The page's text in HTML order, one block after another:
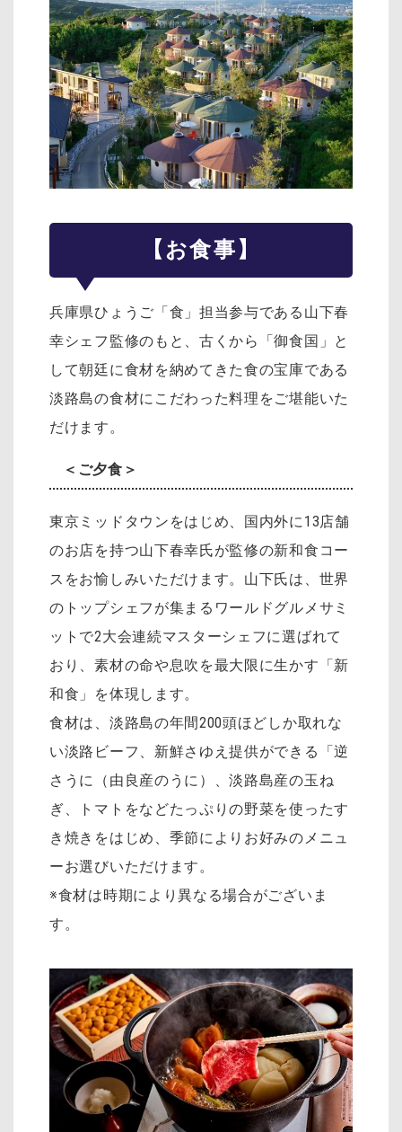
【お食事】
兵庫県ひょうご「食」担当参与である山下春
幸シェフ監修のもと、古くから「御食国」と
して朝廷に食材を納めてきた食の宝庫である
淡路島の食材にこだわった料理をご堪能いた
だけます。
＜ご夕食＞
東京ミッドタウンをはじめ、国内外に13店舗
のお店を持つ山下春幸氏が監修の新和食コー
スをお愉しみいただけます。山下氏は、世界
のトップシェフが集まるワールドグルメサミ
ットで2大会連続マスターシェフに選ばれて
おり、素材の命や息吹を最大限に生かす「新
和食」を体現します。
食材は、淡路島の年間200頭ほどしか取れな
い淡路ビーフ、新鮮さゆえ提供ができる「逆
さうに（由良産のうに）、淡路島産の玉ね
ぎ、トマトをなどたっぷりの野菜を使ったす
き焼きをはじめ、季節によりお好みのメニュ
ーお選びいただけます。
※食材は時期により異なる場合がございま
す。